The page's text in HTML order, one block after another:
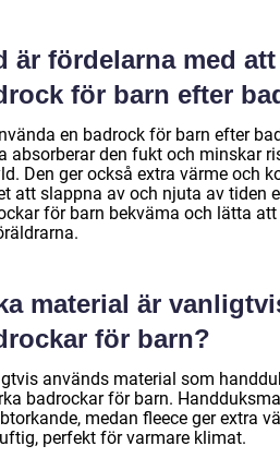
är fördelarna med
för barn efter
en badrock för barn efter
absorberar den fukt och minskar
Den ger också extra värme och
att slappna av och njuta av tiden
för barn bekväma och lätta
material är
för barn?
används material som
badrockar för barn.
medan fleece ger extra
perfekt för varmare klimat.